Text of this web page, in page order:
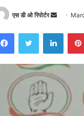
एस डी ओ रिपोर्टर
Send
FacebookTwitter